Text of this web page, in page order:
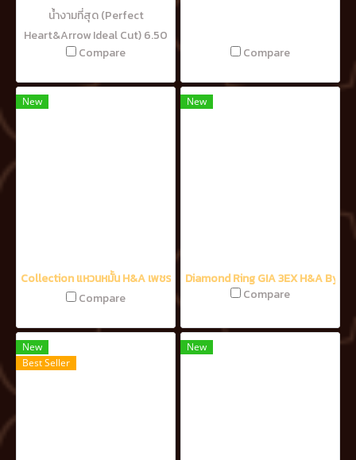
น้ำงามที่สุด (Perfect
Heart&Arrow Ideal Cut) 6.50
Ct. เพชรแท้ธรรมชาติ H&A-รัช
Compare Compare
New
Collection แหวนหมั้น H&A เพชรน้ำงามที่สุดพร้อมใบ Certificate
Compare
New
Diamond Ring GIA 3EX H&A By
Compare
New
Best Seller
New